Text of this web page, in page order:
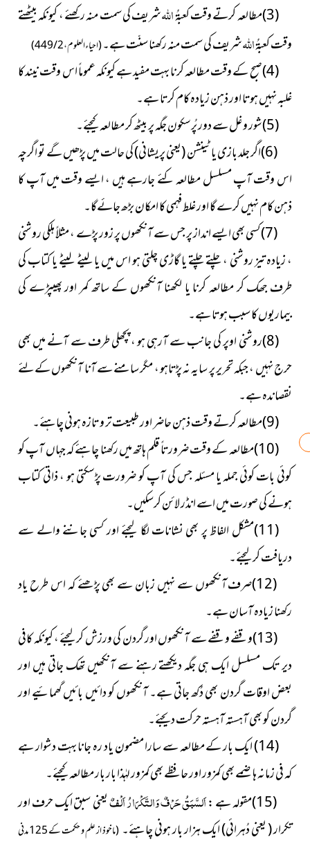
(3)مطالعہ کرتے وقت کعبۃُ اللہشریف کی سمت منہ رکھئے ، کیونکہ بیٹھتے
وقت کعبۃُاللہشریف کی سمت منہ رکھنا سنّت ہے۔(احیاء العلوم ، 2 / 449)
(4)صبح کے وقت مطالعہ کرنا بہت مفید ہے کیونکہ عموماً اس وقت نیند کا
غلبہ نہیں ہوتا اور ذہن زیادہ کام کرتا ہے۔
(5)شور و غل سے دور پُرسکون جگہ پر بیٹھ کر مطالعہ کیجئے۔
(6)اگر جلد بازی یا ٹینشن
(یعنی پریشانی)کی حالت میں پڑھیں گے تو اگرچہ
اس وقت آپ مسلسل مطالعہ کئے جارہے ہیں ، ایسے وقت میں آپ کا
ذہن کام نہیں کرے گا اور غلط فہمی کا امکان بڑھ جائےگا۔
(7) کسی بھی ایسے انداز پر جس سے آنکھوں پر زور پڑے ، مثلاً ہلکی روشنی
، زیادہ تیز روشنی ، چلتے چلتے یا گاڑی چلتی ہو اس میں یا لیٹے لیٹے یا کتاب کی
طرف جھک کر مطالعہ کرنا یا لکھنا آنکھوں کے ساتھ کمر اور پھیپڑے کی
بیماریوں کا سبب ہوتا ہے۔
(8)روشنی اوپر کی جانب سے آرہی ہو ، پچھلی طرف سے آنے میں بھی
حرج نہیں ، جبکہ تحریر پر سایہ نہ پڑتاہو ، مگر سامنے سے آنا آنکھوں کےلئے
نقصاندہ ہے۔
(9)مطالعہ کرتے وقت ذہن حاضر اور طبیعت تر و تازہ ہونی چاہئے۔
(10)مطالعہ کے وقت ضرورتاً قلم ہاتھ میں رکھنا چاہئے کہ جہاں آپ کو
کوئی بات کوئی جملہ یا مسئلہ جس کی آپ کو ضرورت پڑسکتی ہو ، ذاتی کتاب
ہونے کی صورت میں اسے انڈر لائن کرسکیں۔
(11)مشکل الفاظ پر بھی نشانات لگا لیجئے اور کسی جاننے والے سے
دریافت کرلیجئے۔
(12)صرف آنکھوں سے نہیں زبان سے بھی پڑھئے کہ اس طرح یاد
رکھنا زیادہ آسان ہے۔
(13)وقفے وقفے سے آنکھوں اور گردن کی ورزش کرلیجئے ، کیونکہ کافی
دیر تک مسلسل ایک ہی جگہ دیکھتے رہنے سے آنکھیں تھک جاتی ہیں اور
بعض اوقات گردن بھی دُکھ جاتی ہے۔ آنکھوں کو دائیں بائیں گھمائیے اور
گردن کو بھی آہستہ آہستہ حرکت دیجئے۔
(14) ایک بار کے مطالعہ سے سارا مضمون یاد رہ جانا بہت دشوار ہے
کہ فی زمانہ ہاضمے بھی کمزور اور حافظے بھی کمزور لہٰذا بار بار مطالعہ کیجئے۔
(15)مقولہ ہے
:اَلسَّبَقُ حَرْفٌ وَالتَّکْرَارُ اَلْفٌیعنی سبقایک حرف اور
تکرار ( یعنی دُہرائی) ایک ہزار بار ہونی چاہئے۔
(ماخوذ از علم و حکمت کے 125 مدنی